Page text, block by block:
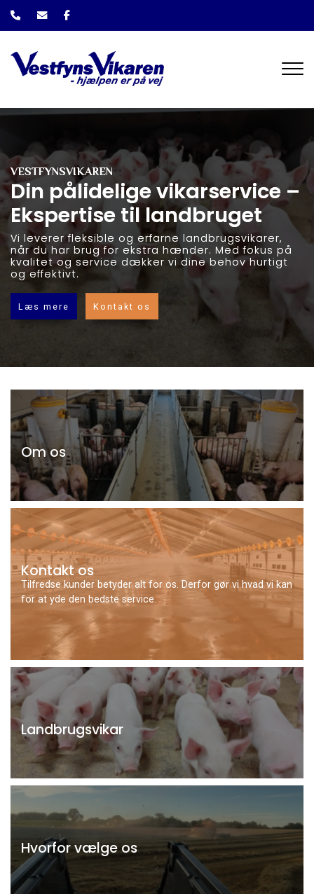
Gå
VESTFYNSVIKAREN
Din pålidelige vikarservice –
Ekspertise til landbruget
Vi leverer fleksible og erfarne landbrugsvikarer,
når du har brug for ekstra hænder. Med fokus på
kvalitet og service dækker vi dine behov hurtigt
og effektivt.
Læs mere Kontakt os
Om os
Kontakt os
Tilfredse kunder betyder alt for os. Derfor gør vi hvad vi kan
for at yde den bedste service.
Landbrugsvikar
Hvorfor vælge os